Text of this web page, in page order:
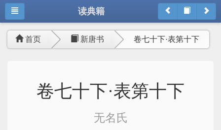
读典籍
首页 新唐书 卷七十下·表第十下
卷七十下·表第十下
无名氏